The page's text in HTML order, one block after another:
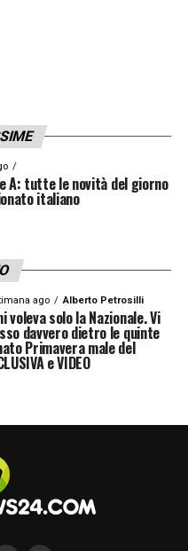
A: tutte le novità del giorno
italiano
ago Alberto Petrosilli
voleva solo la Nazionale. Vi
davvero dietro le quinte
Primavera male del
e VIDEO